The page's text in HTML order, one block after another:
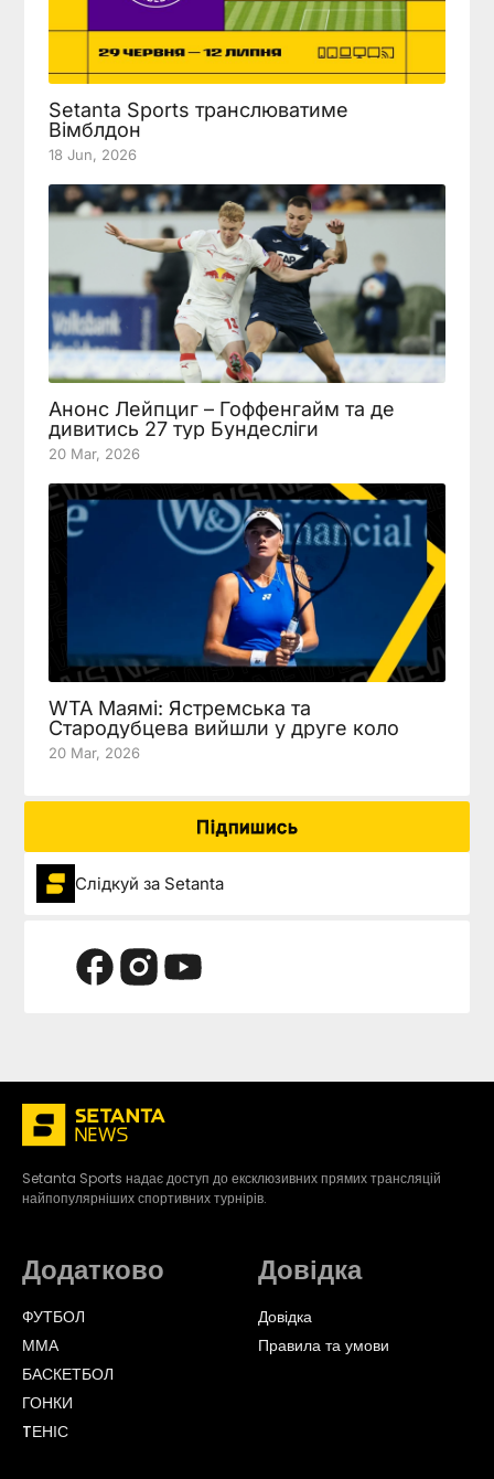
Setanta Sports транслюватиме
Вімблдон
18 Jun, 2026
Анонс Лейпциг – Гоффенгайм та де
дивитись 27 тур Бундесліги
20 Mar, 2026
WTA Маямі: Ястремська та
Стародубцева вийшли у друге коло
20 Mar, 2026
Підпишись
Слідкуй за Setanta
Setanta Sports надає доступ до ексклюзивних прямих трансляцій
найпопулярніших спортивних турнірів.
Додатково
ФУТБОЛ
ММА
БАСКЕТБОЛ
ГОНКИ
TЕНІС
Довідка
Довідка
Правила та умови